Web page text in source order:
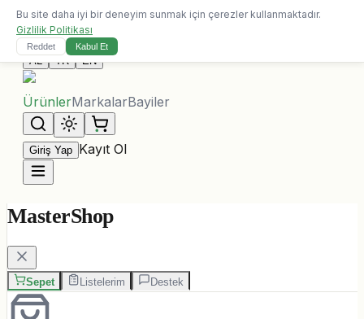
10.000 ALL üzeri siparişlerde ücretsiz kargo
Bize Ulaşın
AL TR EN
ÜrünlerMarkalarBayiler
Giriş Yap Kayıt Ol
MasterShop
Sepet Listelerim Destek
Bu site daha iyi bir deneyim sunmak için çerezler kullanmaktadır.
Gizlilik Politikası
Reddet Kabul Et